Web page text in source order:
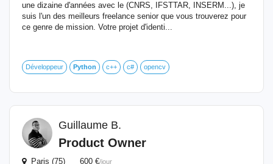
une dizaine d'années avec le (CNRS, IFSTTAR, INSERM...), je
suis l'un des meilleurs freelance senior que vous trouverez pour
ce genre de mission. Votre projet d'identi...
Développeur Python c++ c# opencv
Guillaume B.
Product Owner
Paris (75) 600 €/jour